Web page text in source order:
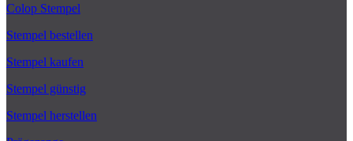
Colop Stempel
Stempel bestellen
Stempel kaufen
Stempel günstig
Stempel herstellen